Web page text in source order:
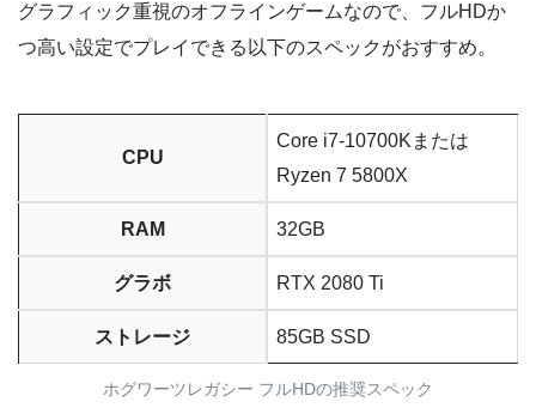
グラフィック重視のオフラインゲームなので、フルHDか
つ高い設定でプレイできる以下のスペックがおすすめ。
CPU
Core i7-10700Kまたは
Ryzen 7 5800X
RAM 32GB
グラボ RTX 2080 Ti
ストレージ 85GB SSD
ホグワーツレガシー フルHDの推奨スペック